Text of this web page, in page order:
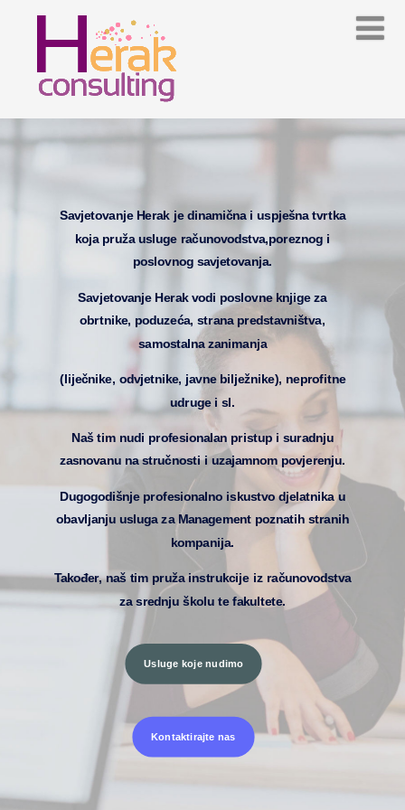
Savjetovanje Herak je dinamična i uspješna tvrtka
koja pruža usluge računovodstva,poreznog i
poslovnog savjetovanja.
Savjetovanje Herak vodi poslovne knjige za
obrtnike, poduzeća, strana predstavništva,
samostalna zanimanja
(liječnike, odvjetnike, javne bilježnike), neprofitne
udruge i sl.
Naš tim nudi profesionalan pristup i suradnju
zasnovanu na stručnosti i uzajamnom povjerenju.
Dugogodišnje profesionalno iskustvo djelatnika u
obavljanju usluga za Management poznatih stranih
kompanija.
Također, naš tim pruža instrukcije iz računovodstva
za srednju školu te fakultete.
Usluge koje nudimo
Kontaktirajte nas